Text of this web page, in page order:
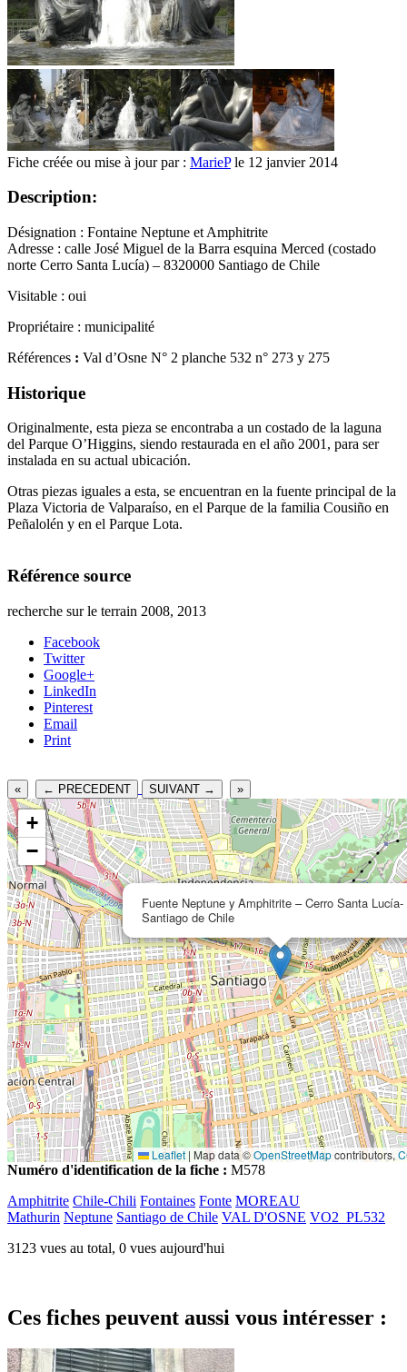
Fiche créée ou mise à jour par : MariePle 12 janvier 2014
Description:
Désignation : Fontaine Neptune et Amphitrite
Adresse : calle José Miguel de la Barra esquina Merced (costado
norte Cerro Santa Lucía) – 8320000 Santiago de Chile
Visitable : oui
Propriétaire : municipalité
Références : Val d’Osne N° 2 planche 532 n° 273 y 275
Historique
Originalmente, esta pieza se encontraba a un costado de la laguna
del Parque O’Higgins, siendo restaurada en el año 2001, para ser
instalada en su actual ubicación.
Otras piezas iguales a esta, se encuentran en la fuente principal de la
Plaza Victoria de Valparaíso, en el Parque de la familia Cousiño en
Peñalolén y en el Parque Lota.
Référence source
recherche sur le terrain 2008, 2013
Facebook
Twitter
Google+
LinkedIn
Pinterest
Email
Print
« ← PRECEDENT SUIVANT → »
Fuente Neptune y Amphitrite – Cerro Santa Lucía-
Santiago de Chile
+
−
Leaflet | Map data ©OpenStreetMapcontributors,
Numéro d'identification de la fiche : M578
Amphitrite Chile-Chili Fontaines Fonte MOREAU
Mathurin Neptune Santiago de Chile VAL D'OSNE VO2_PL532
3123 vues au total, 0 vues aujourd'hui
Ces fiches peuvent aussi vous intéresser :